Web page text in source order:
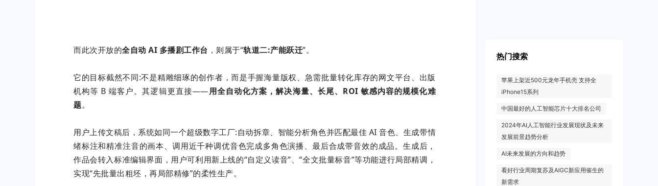
热门搜索
苹果上架近500元龙年手机壳 支持全
iPhone15系列
中国最好的人工智能芯片十大排名公司
2024年AI人工智能行业发展现状及未来
发展前景趋势分析
AI未来发展的方向和趋势
看好行业周期复苏及AIGC新应用催生的
新需求
而此次开放的全自动 AI 多播剧工作台 ，则属于“轨道二:产能跃迁”。
它的目标截然不同:不是精雕细琢的创作者，而是手握海量版权、急需批量转化库存的网文平台、出版
机构等 B 端客户。其逻辑更直接——用全自动化方案，解决海量、长尾、ROI 敏感内容的规模化难
题。
用户上传文稿后，系统如同一个超级数字工厂:自动拆章、智能分析角色并匹配最佳 AI 音色、生成带情
绪标注和精准注音的画本、调用近千种调优音色完成多角色演播、最后合成带音效的成品。生成后，
作品会转入标准编辑界面，用户可利用新上线的“自定义读音”、“全文批量标音”等功能进行局部精调，
实现“先批量出粗坯，再局部精修”的柔性生产。